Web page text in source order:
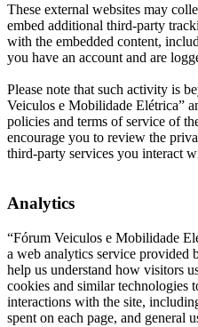
These external websites may
embed additional third-party
with the embedded content,
you have an account and are
Please note that such activity is
Veiculos e Mobilidade Elétrica”
policies and terms of service of
encourage you to review the
third-party services you interact
Analytics
“Fórum Veiculos e Mobilidade
a web analytics service
help us understand how visitors
cookies and similar technologies
interactions with the site,
spent on each page, and general